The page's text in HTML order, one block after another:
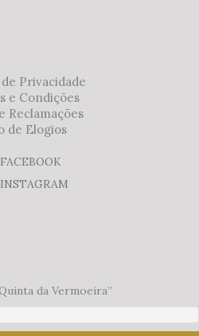
Privacidade
e Condições
Reclamações
de Elogios
FACEBOOK
INSTAGRAM
da Vermoeira”